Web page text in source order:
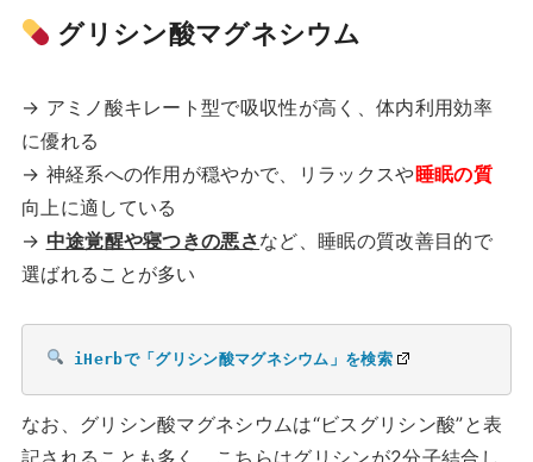
グリシン酸マグネシウム
→ アミノ酸キレート型で吸収性が高く、体内利用効率
に優れる
→ 神経系への作用が穏やかで、リラックスや睡眠の質
向上に適している
→ 中途覚醒や寝つきの悪さなど、睡眠の質改善目的で
選ばれることが多い
iHerbで「グリシン酸マグネシウム」を検索
なお、グリシン酸マグネシウムは“ビスグリシン酸”と表